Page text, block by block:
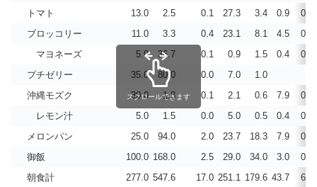
トマト
13.0 2.5 0.1 27.3 3.4 0.9
0.0
ブロッコリー
11.0 3.3 0.4 23.1 8.1 4.5
0.0
マヨネーズ
5.0 36.7 0.1 0.9 1.5 0.4
0.3
プチゼリー
35.0 80.0 0.0 7.0
1.0
沖縄モズク
30.0 1.8 0.1 2.1 0.6 7.9
0.0
レモン汁
5.0 1.5 0.0 5.0 0.5 0.4
0.0
メロンパン
25.0 94.0 2.0 23.7 18.3 7.9
0.1
御飯
100.0 168.0 2.5 29.0 34.0 3.0
0.0
朝食計
277.0 547.6 17.0 251.1 179.6 43.7 6.9
スクロールできます